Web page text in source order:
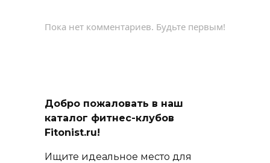
Пока нет комментариев. Будьте первым!
Добро пожаловать в наш
каталог фитнес-клубов
Fitonist.ru!
Ищите идеальное место для